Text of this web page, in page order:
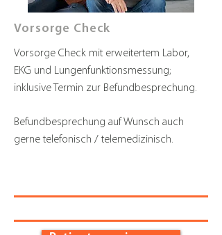
Vorsorge Check
Vorsorge Check mit erweitertem Labor,
EKG und Lungenfunktionsmessung;
inklusive Termin zur Befundbesprechung.
Befundbesprechung auf Wunsch auch
gerne telefonisch / telemedizinisch.